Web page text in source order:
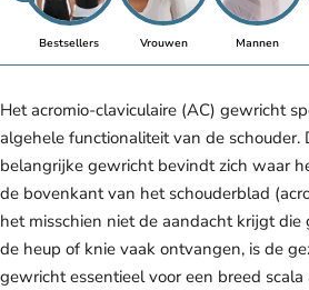
Bestsellers Vrouwen Mannen
Het acromio-claviculaire (AC) gewricht
algehele functionaliteit van de schouder.
belangrijke gewricht bevindt zich waar
de bovenkant van het schouderblad
het misschien niet de aandacht krijgt
de heup of knie vaak ontvangen, is de
gewricht essentieel voor een breed